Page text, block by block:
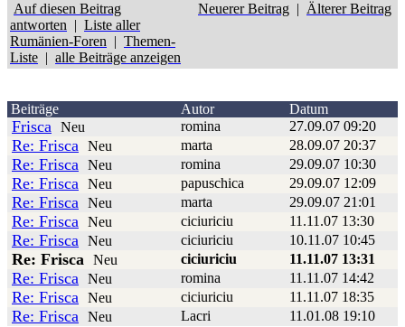
Auf diesen Beitrag
antworten | Liste aller
Rumänien-Foren | Themen-
Liste | alle Beiträge anzeigen
Neuerer Beitrag | Älterer Beitrag
Beiträge Autor Datum
Frisca Neu romina 27.09.07 09:20
Re: Frisca Neu marta 28.09.07 20:37
Re: Frisca Neu romina 29.09.07 10:30
Re: Frisca Neu papuschica 29.09.07 12:09
Re: Frisca Neu marta 29.09.07 21:01
Re: Frisca Neu ciciuriciu 11.11.07 13:30
Re: Frisca Neu ciciuriciu 10.11.07 10:45
Re: Frisca Neu ciciuriciu 11.11.07 13:31
Re: Frisca Neu romina 11.11.07 14:42
Re: Frisca Neu ciciuriciu 11.11.07 18:35
Re: Frisca Neu Lacri 11.01.08 19:10